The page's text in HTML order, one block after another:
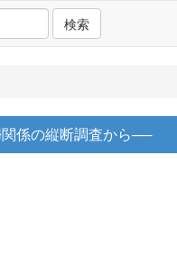
検索
係の縦断調査から──